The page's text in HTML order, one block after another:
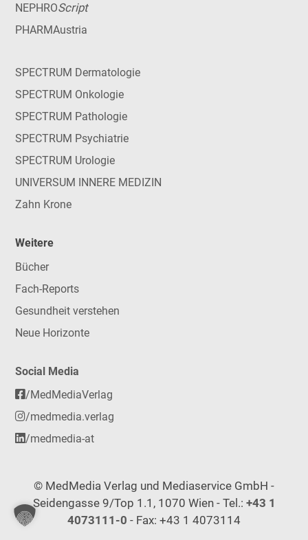
NEPHROScript
PHARMAustria
SPECTRUM Dermatologie
SPECTRUM Onkologie
SPECTRUM Pathologie
SPECTRUM Psychiatrie
SPECTRUM Urologie
UNIVERSUM INNERE MEDIZIN
Zahn Krone
Weitere
Bücher
Fach-Reports
Gesundheit verstehen
Neue Horizonte
Social Media
/MedMediaVerlag
/medmedia.verlag
/medmedia-at
© MedMedia Verlag und Mediaservice GmbH -
Seidengasse 9/Top 1.1, 1070 Wien - Tel.: +43 1
4073111-0 - Fax: +43 1 4073114